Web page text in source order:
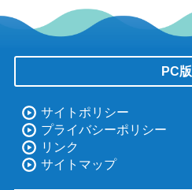
PC版
サイトポリシー
プライバシーポリシー
リンク
サイトマップ